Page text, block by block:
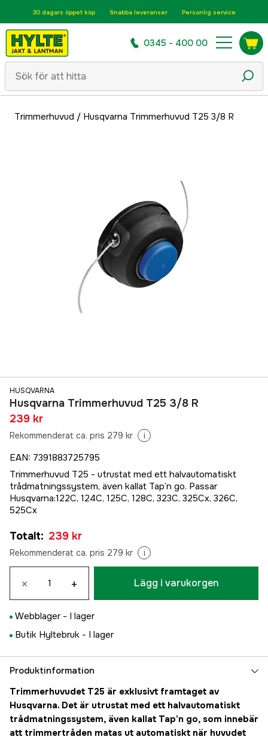
30 dagars öppet köp Snabba leveranser Personlig service
0345 - 400 00
Trimmerhuvud / Husqvarna Trimmerhuvud T25 3/8 R
HUSQVARNA
Husqvarna Trimmerhuvud T25 3/8 R
239 kr
Rekommenderat ca. pris 279 kr i
EAN: 7391883725795
Trimmerhuvud T25 - utrustat med ett halvautomatiskt
trådmatningssystem, även kallat Tap’n go. Passar
Husqvarna:122C, 124C, 125C, 128C, 323C, 325Cx, 326C,
525Cx
Totalt: 239 kr
Rekommenderat ca. pris 279 kr i
× + Lägg i varukorgen
Webblager - I lager
Butik Hyltebruk - I lager
Produktinformation
Trimmerhuvudet T25 är exklusivt framtaget av
Husqvarna. Det är utrustat med ett halvautomatiskt
trådmatningssystem, även kallat Tap’n go, som innebär
att trimmertråden matas ut automatiskt när huvudet